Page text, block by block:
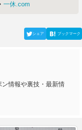
一休.com
シェア ブックマーク
情報や裏技・最新情